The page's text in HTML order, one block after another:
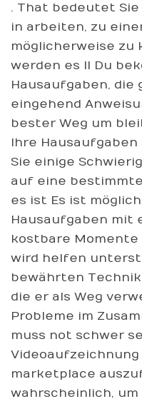
. That bedeutet
in arbeiten, zu
möglicherweise zu
werden es ll Du
Hausaufgaben, die
eingehend
bester Weg um
Ihre
Sie einige
auf eine
es ist Es ist
Hausaufgaben mit
kostbare Momente
wird helfen
bewährten
die er als Weg
Probleme im
muss not schwer
marketplace
wahrscheinlich, um